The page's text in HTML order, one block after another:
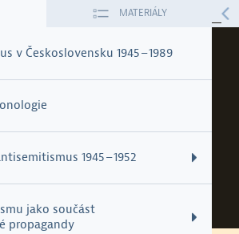
O PROJEKTU MATERIÁLY
v Československu 1945 – 1989
1945 – 1952
antisemitismu
jako součást
propagandy
komunity
– 1950